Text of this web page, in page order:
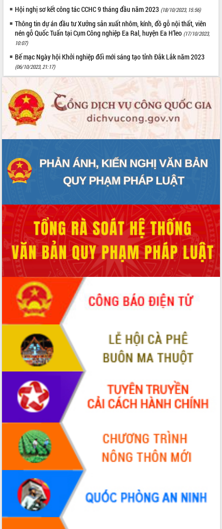
Hội nghị sơ kết công tác CCHC 9 tháng đầu năm 2023 (18/10/2023, 15:56)
Thông tin dự án đầu tư Xưởng sản xuất nhôm, kính, đồ gỗ nội thất, viên
nén gỗ Quốc Tuấn tại Cụm Công nghiệp Ea Ral, huyện Ea H’leo (17/10/2023,
10:07)
Bế mạc Ngày hội Khởi nghiệp đổi mới sáng tạo tỉnh Đắk Lắk năm 2023
(06/10/2023, 21:17)